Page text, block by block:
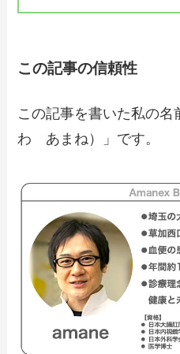
この記事の信頼性
この記事を書いた私の
わ あまね）」です。